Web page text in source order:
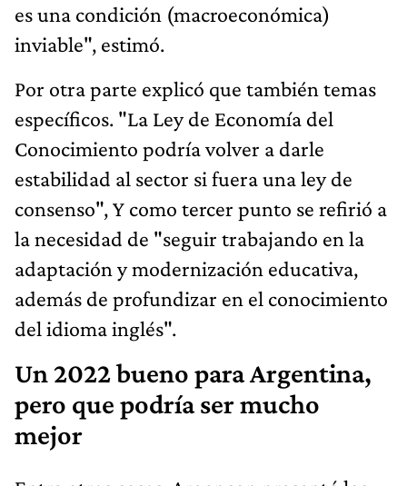
es una condición (macroeconómica)
inviable", estimó.
Por otra parte explicó que también temas
específicos. "La Ley de Economía del
Conocimiento podría volver a darle
estabilidad al sector si fuera una ley de
consenso", Y como tercer punto se refirió a
la necesidad de "seguir trabajando en la
adaptación y modernización educativa,
además de profundizar en el conocimiento
del idioma inglés".
Un 2022 bueno para Argentina,
pero que podría ser mucho
mejor